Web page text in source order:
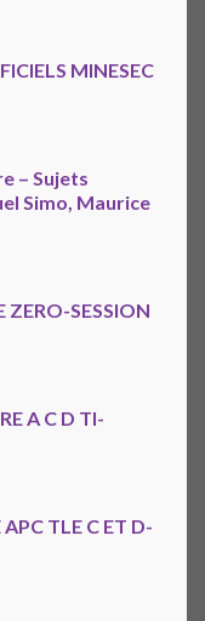
MINESEC
– Sujets
Simo, Maurice
ZERO-SESSION
A C D TI-
TLE C ET D-